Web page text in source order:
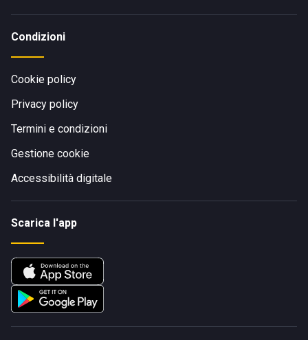
Condizioni
Cookie policy
Privacy policy
Termini e condizioni
Gestione cookie
Accessibilità digitale
Scarica l'app